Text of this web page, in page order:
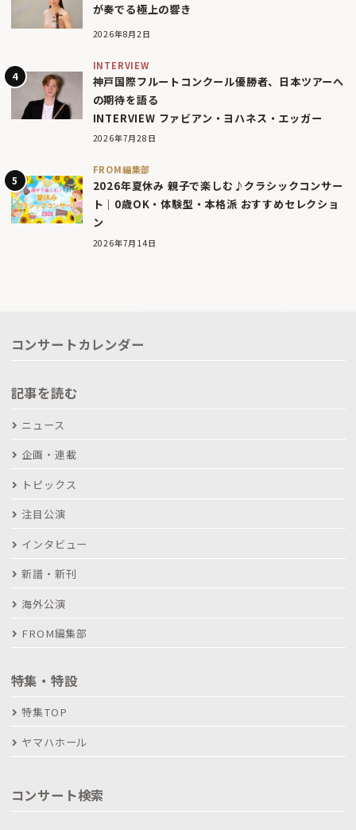
が奏でる極上の響き
2026年8月2日
INTERVIEW
神戸国際フルートコンクール優勝者、日本ツアーへ
の期待を語る
INTERVIEW ファビアン・ヨハネス・エッガー
2026年7月28日
FROM編集部
2026年夏休み 親子で楽しむ♪クラシックコンサー
ト｜0歳OK・体験型・本格派 おすすめセレクショ
ン
2026年7月14日
コンサートカレンダー
記事を読む
ニュース
企画・連載
トピックス
注目公演
インタビュー
新譜・新刊
海外公演
FROM編集部
特集・特設
特集TOP
ヤマハホール
コンサート検索